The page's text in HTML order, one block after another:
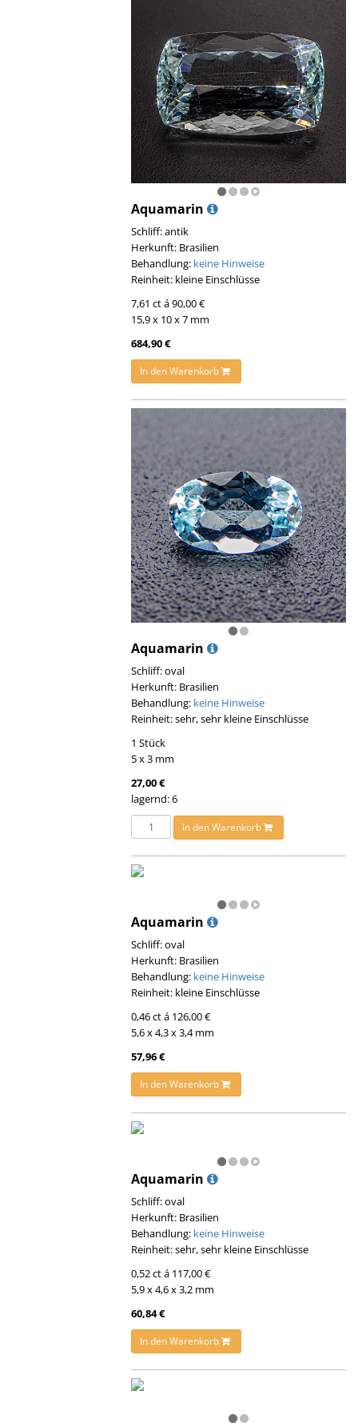
Aquamarin
Schliff: antik
Herkunft: Brasilien
Behandlung: keine Hinweise
Reinheit: kleine Einschlüsse
7,61 ct á 90,00 €
15,9 x 10 x 7 mm
684,90 €
In den Warenkorb
Aquamarin
Schliff: oval
Herkunft: Brasilien
Behandlung: keine Hinweise
Reinheit: sehr, sehr kleine Einschlüsse
1 Stück
5 x 3 mm
27,00 €
lagernd: 6
In den Warenkorb
Aquamarin
Schliff: oval
Herkunft: Brasilien
Behandlung: keine Hinweise
Reinheit: kleine Einschlüsse
0,46 ct á 126,00 €
5,6 x 4,3 x 3,4 mm
57,96 €
In den Warenkorb
Aquamarin
Schliff: oval
Herkunft: Brasilien
Behandlung: keine Hinweise
Reinheit: sehr, sehr kleine Einschlüsse
0,52 ct á 117,00 €
5,9 x 4,6 x 3,2 mm
60,84 €
In den Warenkorb